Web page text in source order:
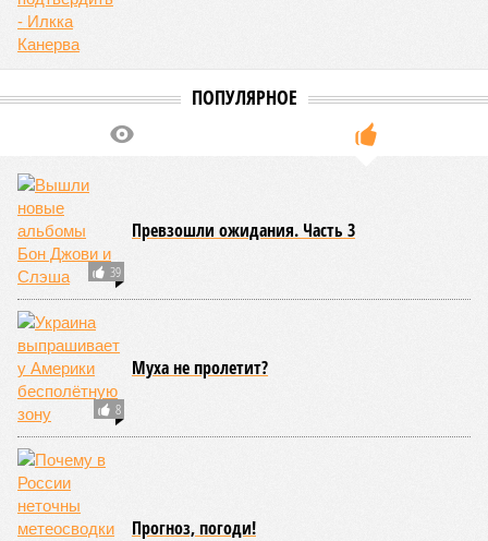
ПОПУЛЯРНОЕ
39
Превзошли ожидания. Часть 3
8
Муха не пролетит?
Прогноз, погоди!